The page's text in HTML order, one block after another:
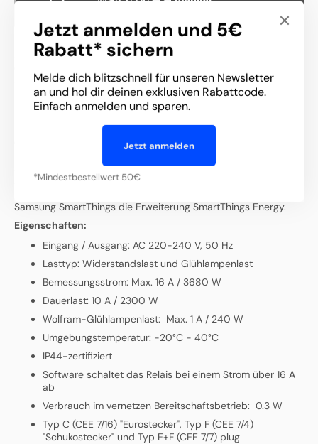
Jetzt anmelden und 5€
Rabatt* sichern
Melde dich blitzschnell für unseren Newsletter
an und hol dir deinen exklusiven Rabattcode.
Einfach anmelden und sparen.
Jetzt anmelden
*Mindestbestellwert 50€
Richte Eve Energy Outdoor in nur wenigen Schritten über die
App oder den Sprachassistenten Ihrer bevorzugten Plattform
Steuerzentrale der Plattform(en) Ihrer Wahl.
Dank der Schutzklasse IP44 und einer soliden Klappe ist Eve
Energy Outdoor für den Außeneinsatz gewappnet.
Neugier. Nebenkosten. Nachhaltigkeit.
Es gibt viele gute
Gründe, den Stromverbrauch und Kosten im Auge zu behalten.
sowie die voraussichtlichen Kosten. Hinterlegen Sie ihren
aktuellen Strompreis, und schon sind Sie im Bilde. Auf Apple
Samsung SmartThings die Erweiterung SmartThings Energy.
Eigenschaften:
Eingang / Ausgang: AC 220-240 V, 50 Hz
Lasttyp: Widerstandslast und Glühlampenlast
Bemessungsstrom: Max. 16 A / 3680 W
Dauerlast: 10 A / 2300 W
Wolfram-Glühlampenlast: Max. 1 A / 240 W
Umgebungstemperatur: -20°C - 40°C
IP44-zertifiziert
Software schaltet das Relais bei einem Strom über 16 A
ab
Verbrauch im vernetzen Bereitschaftsbetrieb: 0.3 W
Typ C (CEE 7/16) "Eurostecker", Typ F (CEE 7/4)
"Schukostecker" und Typ E+F (CEE 7/7) plug